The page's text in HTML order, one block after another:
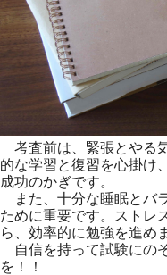
考査前は、緊張とやる
的な学習と復習を心掛け
成功のかぎです。
また、十分な睡眠とバ
ために重要です。ストレ
ら、効率的に勉強を進め
自信を持って試験にの
を！！